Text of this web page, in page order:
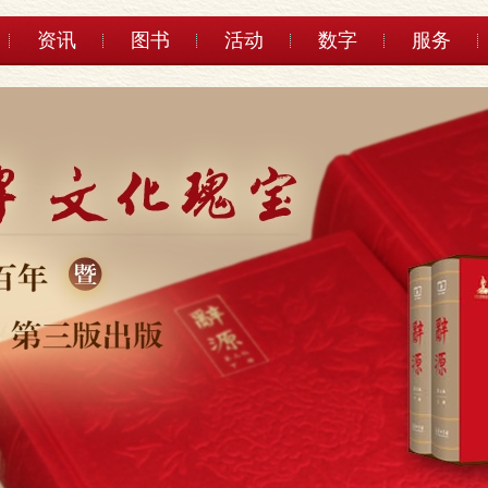
资讯 图书 活动 数字 服务